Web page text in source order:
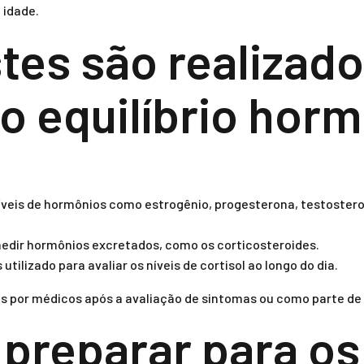
são
equilíbrio
de hormônios como estrogênio, progesterona,
hormônios excretados, como os corticosteroides.
para avaliar os níveis de cortisol ao longo do dia.
por médicos após a avaliação de sintomas ou como parte
para